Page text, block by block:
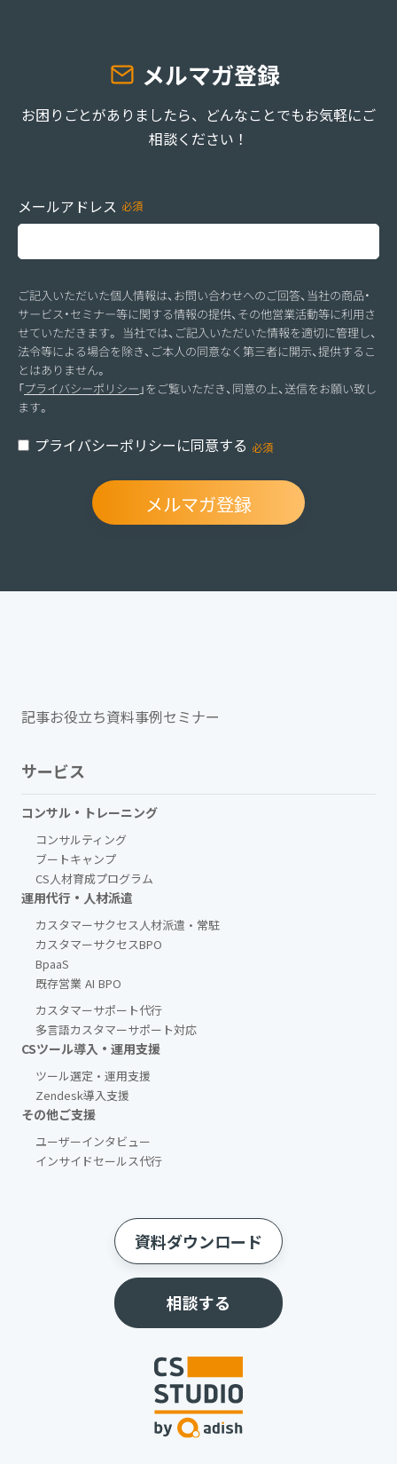
メルマガ登録
お困りごとがありましたら、どんなことでもお気軽にご
相談ください！
メールアドレス
ご記入いただいた個人情報は、お問い合わせへのご回答、当社の商品・
サービス・セミナー等に関する情報の提供、その他営業活動等に利用さ
せていただきます。 当社では、ご記入いただいた情報を適切に管理し、
法令等による場合を除き、ご本人の同意なく第三者に開示、提供するこ
とはありません。
「プライバシーポリシー 」をご覧いただき、同意の上、送信をお願い致し
ます。
プライバシーポリシーに同意する
記事お役立ち資料事例セミナー
サービス
コンサル・トレーニング
コンサルティング
ブートキャンプ
CS人材育成プログラム
運用代行・人材派遣
カスタマーサクセス人材派遣・常駐
カスタマーサクセスBPO
BpaaS​
既存営業 AI BPO
カスタマーサポート代行
多言語カスタマーサポート対応
CSツール導入・運用支援
ツール選定・運用支援
Zendesk導入支援
その他ご支援​
ユーザーインタビュー
インサイドセールス代行
資料ダウンロード
相談する